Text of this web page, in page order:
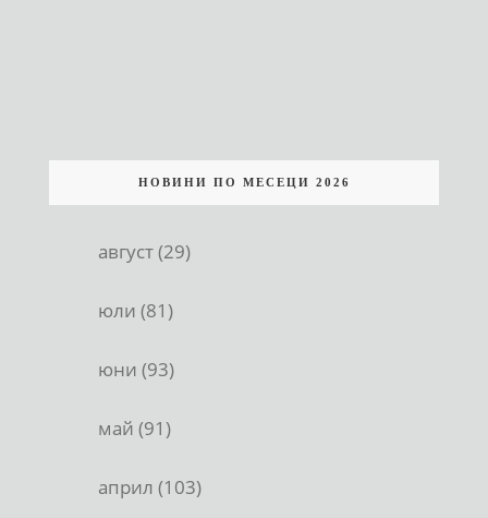
НОВИНИ ПО МЕСЕЦИ 2026
август (29)
юли (81)
юни (93)
май (91)
април (103)